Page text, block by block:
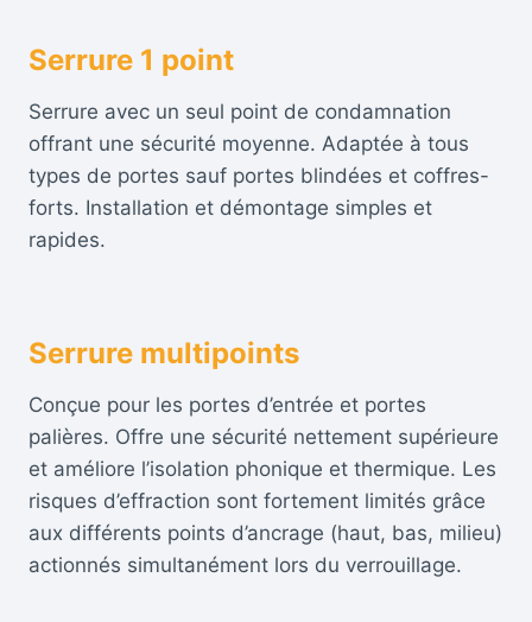
Serrure 1 point
Serrure avec un seul point de condamnation
offrant une sécurité moyenne. Adaptée à tous
types de portes sauf portes blindées et coffres-
forts. Installation et démontage simples et
rapides.
Serrure multipoints
Conçue pour les portes d’entrée et portes
palières. Offre une sécurité nettement supérieure
et améliore l’isolation phonique et thermique. Les
risques d’effraction sont fortement limités grâce
aux différents points d’ancrage (haut, bas, milieu)
actionnés simultanément lors du verrouillage.